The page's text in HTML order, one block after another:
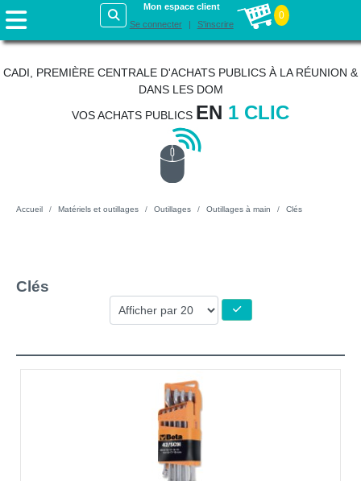
Mon espace client
Se connecter
S'inscrire
0
CADI, PREMIÈRE CENTRALE D'ACHATS PUBLICS À LA RÉUNION &
DANS LES DOM
VOS ACHATS PUBLICS EN 1 CLIC
Accueil Matériels et outillages Outillages Outillages à main Clés
Clés